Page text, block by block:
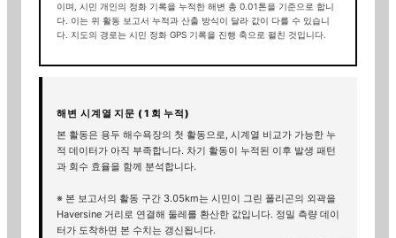
이며, 시민 개인의 정화 기록을 누적한 해변 총 0.01톤을 기준으로 합니
다. 이는 위 활동 보고서 누적과 산출 방식이 달라 값이 다를 수 있습니
다. 지도의 경로는 시민 정화 GPS 기록을 진행 축으로 펼친 것입니다.
해변 시계열 지문 (1 회 누적)
본 활동은 용두 해수욕장의 첫 활동으로, 시계열 비교가 가능한 누
적 데이터가 아직 부족합니다. 차기 활동이 누적된 이후 발생 패턴
과 회수 효율을 함께 분석합니다.
※ 본 보고서의 활동 구간 3.05km는 시민이 그린 폴리곤의 외곽을
Haversine 거리로 연결해 둘레를 환산한 값입니다. 정밀 측량 데이
터가 도착하면 본 수치는 갱신됩니다.